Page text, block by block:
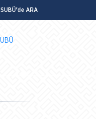
ISUBÜ'de ARA